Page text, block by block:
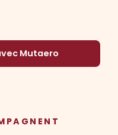
Mutaero